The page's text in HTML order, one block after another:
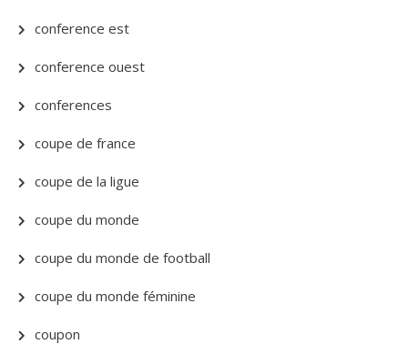
conference est
conference ouest
conferences
coupe de france
coupe de la ligue
coupe du monde
coupe du monde de football
coupe du monde féminine
coupon